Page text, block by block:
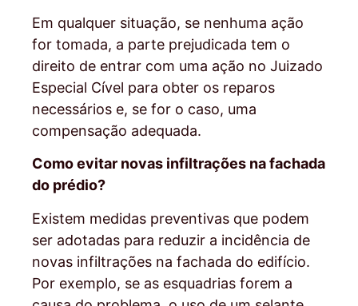
Em qualquer situação, se nenhuma ação
for tomada, a parte prejudicada tem o
direito de entrar com uma ação no Juizado
Especial Cível para obter os reparos
necessários e, se for o caso, uma
compensação adequada.
Como evitar novas infiltrações na fachada
do prédio?
Existem medidas preventivas que podem
ser adotadas para reduzir a incidência de
novas infiltrações na fachada do edifício.
Por exemplo, se as esquadrias forem a